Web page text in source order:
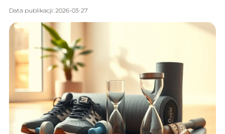
Data publikacji: 2026-03-27